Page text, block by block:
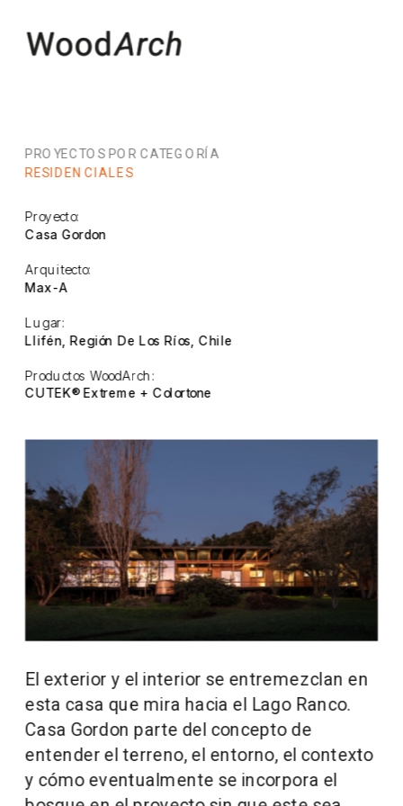
PROYECTOS POR CATEGORÍA
RESIDENCIALES
Proyecto:
Casa Gordon
Arquitecto:
Max-A
Lugar:
Llifén, Región De Los Ríos, Chile
Productos WoodArch:
CUTEK® Extreme + Colortone
El exterior y el interior se entremezclan en
esta casa que mira hacia el Lago Ranco.
Casa Gordon parte del concepto de
entender el terreno, el entorno, el contexto
y cómo eventualmente se incorpora el